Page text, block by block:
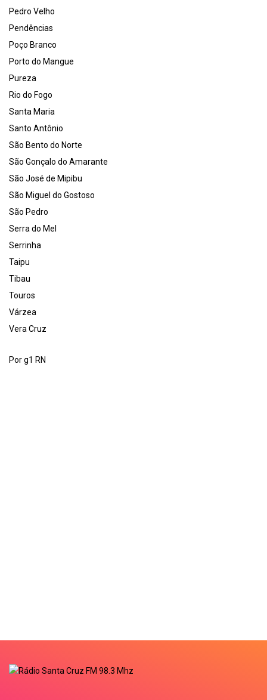
Pedro Velho
Pendências
Poço Branco
Porto do Mangue
Pureza
Rio do Fogo
Santa Maria
Santo Antônio
São Bento do Norte
São Gonçalo do Amarante
São José de Mipibu
São Miguel do Gostoso
São Pedro
Serra do Mel
Serrinha
Taipu
Tibau
Touros
Várzea
Vera Cruz
Por g1 RN